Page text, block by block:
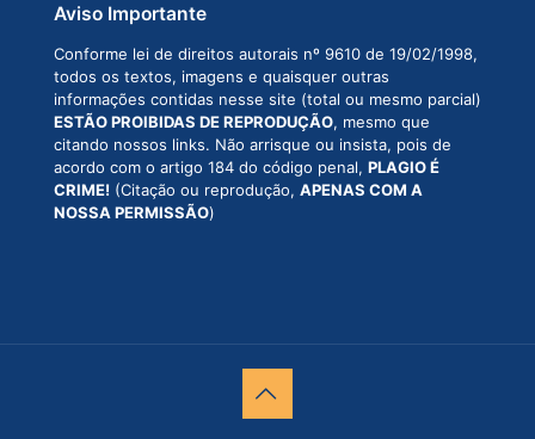
Aviso Importante
Conforme lei de direitos autorais nº 9610 de 19/02/1998,
todos os textos, imagens e quaisquer outras
informações contidas nesse site (total ou mesmo parcial)
ESTÃO PROIBIDAS DE REPRODUÇÃO, mesmo que
citando nossos links. Não arrisque ou insista, pois de
acordo com o artigo 184 do código penal, PLAGIO É
CRIME! (Citação ou reprodução, APENAS COM A
NOSSA PERMISSÃO)